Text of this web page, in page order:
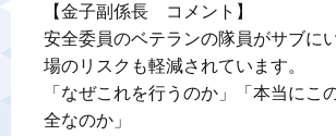
【金子副係長　コメント】
安全委員のベテランの隊員がサブに
場のリスクも軽減されています。
「なぜこれを行うのか」「本当にこ
全なのか」